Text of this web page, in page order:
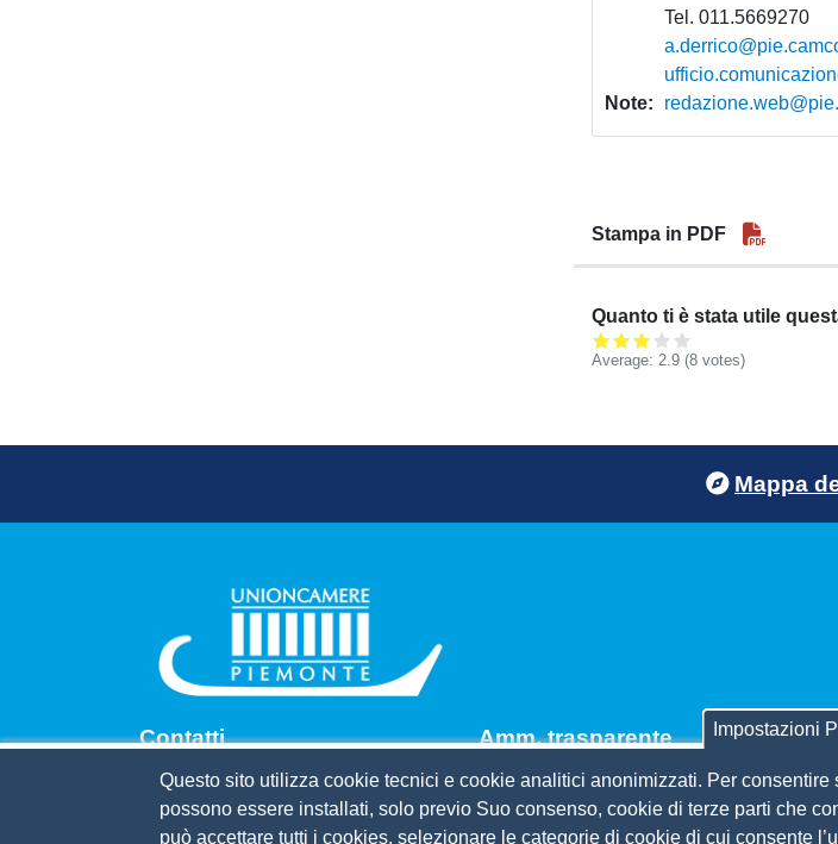
Note
Tel. 011.5669270
Stampa in PDF
Quanto ti è stata utile
Average: 2.9 (8 votes)
Mappa
Contatti
Via Pomba, 23 - 10123 Torino
Tel. 011.5669201
Amm. trasparente
Bandi per contributi
Codice etico
Impostazioni
Questo sito utilizza cookie tecnici e cookie analitici anonimizzati. Per
possono essere installati, solo previo Suo consenso, cookie di terze parti che
può accettare tutti i cookies, selezionare le categorie di cookie di cui consente